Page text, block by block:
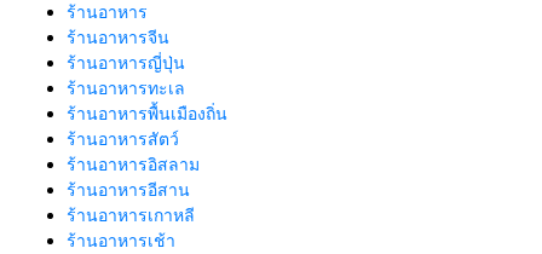
ร้านอาหาร
ร้านอาหารจีน
ร้านอาหารญี่ปุ่น
ร้านอาหารทะเล
ร้านอาหารพื้นเมืองถิ่น
ร้านอาหารสัตว์
ร้านอาหารอิสลาม
ร้านอาหารอีสาน
ร้านอาหารเกาหลี
ร้านอาหารเช้า